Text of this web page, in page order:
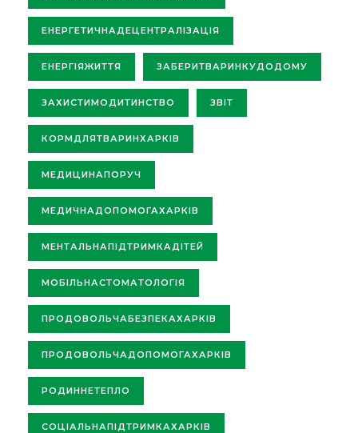
ЕНЕРГЕТИЧНАДЕЦЕНТРАЛІЗАЦІЯ
ЕНЕРГІЯЖИТТЯ ЗАБЕРИТВАРИНКУДОДОМУ
ЗАХИСТИМОДИТИНСТВО ЗВІТ
КОРМДЛЯТВАРИНХАРКІВ
МЕДИЦИНАПОРУЧ
МЕДИЧНАДОПОМОГАХАРКІВ
МЕНТАЛЬНАПІДТРИМКАДІТЕЙ
МОБІЛЬНАСТОМАТОЛОГІЯ
ПРОДОВОЛЬЧАБЕЗПЕКАХАРКІВ
ПРОДОВОЛЬЧАДОПОМОГАХАРКІВ
РОДИННЕТЕПЛО
СОЦІАЛЬНАПІДТРИМКАХАРКІВ